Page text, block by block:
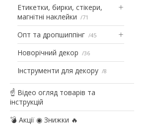
Етикетки, бирки, стікери,
магнітні наклейки
71
Опт та дропшиппінг 45
Новорічний декор 36
Інструменти для декору 8
☝ Відео огляд товарів та
інструкцій
💣 Акції ◉ Знижки 🔥